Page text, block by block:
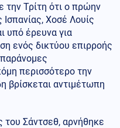
την Τρίτη ότι ο πρώην
Χοσέ Λουίς
υπό έρευνα για
ενός δικτύου επιρροής
περισσότερο την
βρίσκεται αντιμέτωπη
του Σάντσεθ, αρνήθηκε